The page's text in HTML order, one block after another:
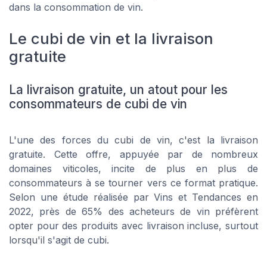
dans la consommation de vin.
Le cubi de vin et la livraison
gratuite
La livraison gratuite, un atout pour les
consommateurs de cubi de vin
L'une des forces du cubi de vin, c'est la livraison
gratuite. Cette offre, appuyée par de nombreux
domaines viticoles, incite de plus en plus de
consommateurs à se tourner vers ce format pratique.
Selon une étude réalisée par Vins et Tendances en
2022, près de 65% des acheteurs de vin préfèrent
opter pour des produits avec livraison incluse, surtout
lorsqu'il s'agit de cubi.